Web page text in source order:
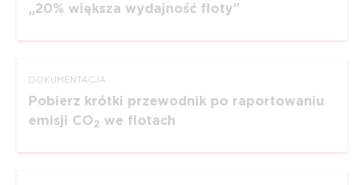
20% większa wydajność floty
DOKUMEN­TACJA
Pobierz krótki przewodnik po rapor­to­waniu
emisji CO2 we flotach